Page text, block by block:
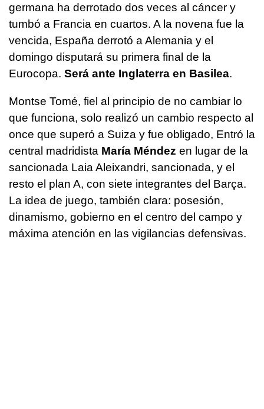
germana ha derrotado dos veces al cáncer y
tumbó a Francia en cuartos. A la novena fue la
vencida, España derrotó a Alemania y el
domingo disputará su primera final de la
Eurocopa. Será ante Inglaterra en Basilea.
Montse Tomé, fiel al principio de no cambiar lo
que funciona, solo realizó un cambio respecto al
once que superó a Suiza y fue obligado, Entró la
central madridista María Méndez en lugar de la
sancionada Laia Aleixandri, sancionada, y el
resto el plan A, con siete integrantes del Barça.
La idea de juego, también clara: posesión,
dinamismo, gobierno en el centro del campo y
máxima atención en las vigilancias defensivas.